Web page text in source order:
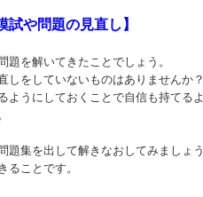
試や問題の見直し】
を解いてきたことでしょう。
しをしていないものはありませんか
ようにしておくことで自信も持てる
題集を出して解きなおしてみましょ
ることです。